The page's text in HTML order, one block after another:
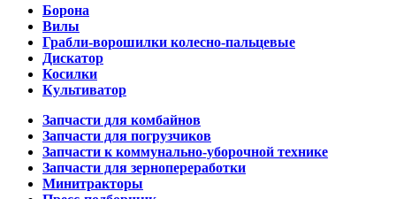
Борона
Вилы
Грабли-ворошилки колесно-пальцевые
Дискатор
Косилки
Культиватор
Запчасти для комбайнов
Запчасти для погрузчиков
Запчасти к коммунально-уборочной технике
Запчасти для зернопереработки
Минитракторы